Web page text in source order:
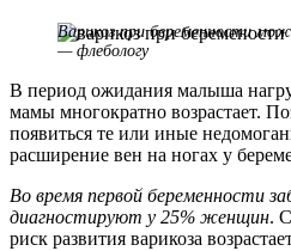
Варикоз при беременности
— флебологу
В период ожидания малыша
мамы многократно возрастает.
появиться те или иные
расширение вен на ногах у
Во время первой беременности
диагностируют у 25% женщин.
риск развития варикоза